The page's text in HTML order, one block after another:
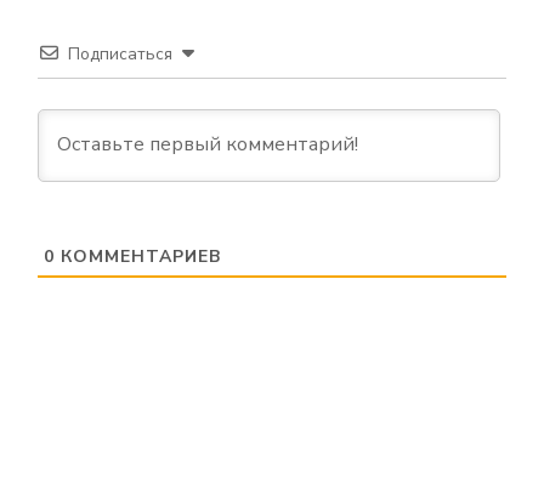
Подписаться
0 КОММЕНТАРИЕВ